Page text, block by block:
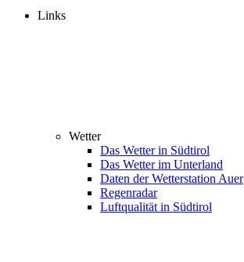
Links
Wetter
Das Wetter in Südtirol
Das Wetter im Unterland
Daten der Wetterstation Auer
Regenradar
Luftqualität in Südtirol